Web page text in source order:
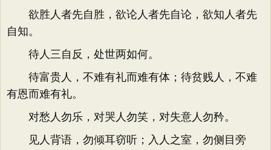
欲胜人者先自胜，欲论人者先自论，欲知人者先
自知。
待人三自反，处世两如何。
待富贵人，不难有礼而难有体；待贫贱人，不难
有恩而难有礼。
对愁人勿乐，对哭人勿笑，对失意人勿矜。
见人背语，勿倾耳窃听；入人之室，勿侧目旁